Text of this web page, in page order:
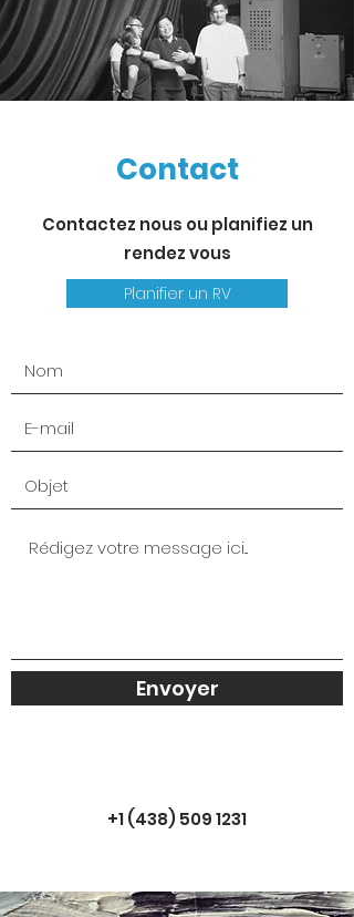
Confiance et agilité collective​
Contact
Contactez nous ou planifiez un
rendez vous
Planifier un RV
Envoyer
+1 (438) 509 1231